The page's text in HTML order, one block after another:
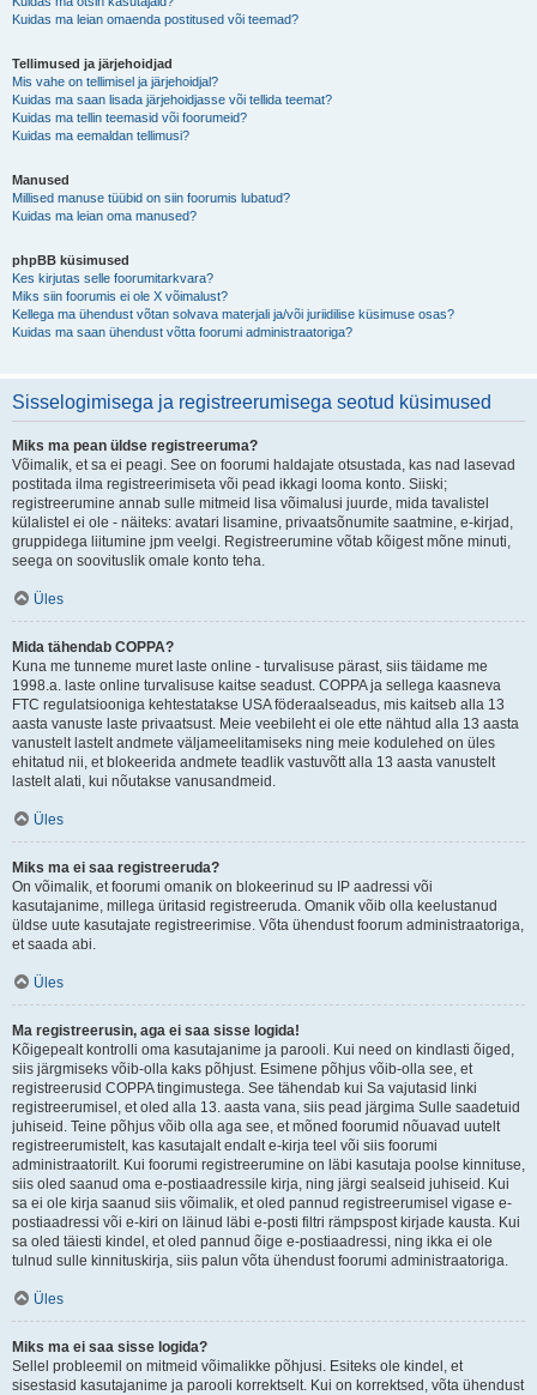
Kuidas ma leian omaenda postitused või teemad?
Tellimused ja järjehoidjad
Mis vahe on tellimisel ja järjehoidjal?
Kuidas ma saan lisada järjehoidjasse või tellida teemat?
Kuidas ma tellin teemasid või foorumeid?
Kuidas ma eemaldan tellimusi?
Manused
Millised manuse tüübid on siin foorumis lubatud?
Kuidas ma leian oma manused?
phpBB küsimused
Kes kirjutas selle foorumitarkvara?
Miks siin foorumis ei ole X võimalust?
Kellega ma ühendust võtan solvava materjali ja/või juriidilise küsimuse osas?
Kuidas ma saan ühendust võtta foorumi administraatoriga?
Sisselogimisega ja registreerumisega seotud küsimused
Miks ma pean üldse registreeruma?
Võimalik, et sa ei peagi. See on foorumi haldajate otsustada, kas nad lasevad
postitada ilma registreerimiseta või pead ikkagi looma konto. Siiski;
registreerumine annab sulle mitmeid lisa võimalusi juurde, mida tavalistel
külalistel ei ole - näiteks: avatari lisamine, privaatsõnumite saatmine, e-kirjad,
gruppidega liitumine jpm veelgi. Registreerumine võtab kõigest mõne minuti,
seega on soovituslik omale konto teha.
Üles
Mida tähendab COPPA?
Kuna me tunneme muret laste online - turvalisuse pärast, siis täidame me
1998.a. laste online turvalisuse kaitse seadust. COPPA ja sellega kaasneva
FTC regulatsiooniga kehtestatakse USA föderaalseadus, mis kaitseb alla 13
aasta vanuste laste privaatsust. Meie veebileht ei ole ette nähtud alla 13 aasta
vanustelt lastelt andmete väljameelitamiseks ning meie kodulehed on üles
ehitatud nii, et blokeerida andmete teadlik vastuvõtt alla 13 aasta vanustelt
lastelt alati, kui nõutakse vanusandmeid.
Üles
Miks ma ei saa registreeruda?
On võimalik, et foorumi omanik on blokeerinud su IP aadressi või
kasutajanime, millega üritasid registreeruda. Omanik võib olla keelustanud
üldse uute kasutajate registreerimise. Võta ühendust foorum administraatoriga,
et saada abi.
Üles
Ma registreerusin, aga ei saa sisse logida!
Kõigepealt kontrolli oma kasutajanime ja parooli. Kui need on kindlasti õiged,
siis järgmiseks võib-olla kaks põhjust. Esimene põhjus võib-olla see, et
registreerusid COPPA tingimustega. See tähendab kui Sa vajutasid linki
registreerumisel, et oled alla 13. aasta vana, siis pead järgima Sulle saadetuid
juhiseid. Teine põhjus võib olla aga see, et mõned foorumid nõuavad uutelt
registreerumistelt, kas kasutajalt endalt e-kirja teel või siis foorumi
administraatorilt. Kui foorumi registreerumine on läbi kasutaja poolse kinnituse,
siis oled saanud oma e-postiaadressile kirja, ning järgi sealseid juhiseid. Kui
sa ei ole kirja saanud siis võimalik, et oled pannud registreerumisel vigase e-
postiaadressi või e-kiri on läinud läbi e-posti filtri rämpspost kirjade kausta. Kui
sa oled täiesti kindel, et oled pannud õige e-postiaadressi, ning ikka ei ole
tulnud sulle kinnituskirja, siis palun võta ühendust foorumi administraatoriga.
Üles
Miks ma ei saa sisse logida?
Sellel probleemil on mitmeid võimalikke põhjusi. Esiteks ole kindel, et
sisestasid kasutajanime ja parooli korrektselt. Kui on korrektsed, võta ühendust